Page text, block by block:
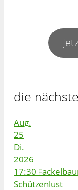
die
Aug.
25
Di.
2026
17:30
Schützenlust